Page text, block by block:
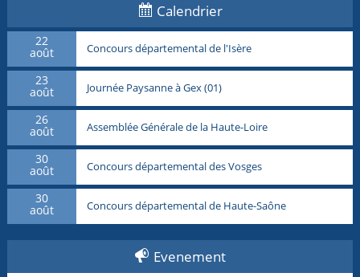
Calendrier
22
août Concours départemental de l'Isère
23
août Journée Paysanne à Gex (01)
26
août Assemblée Générale de la Haute-Loire
30
août Concours départemental des Vosges
30
août Concours départemental de Haute-Saône
Evenement